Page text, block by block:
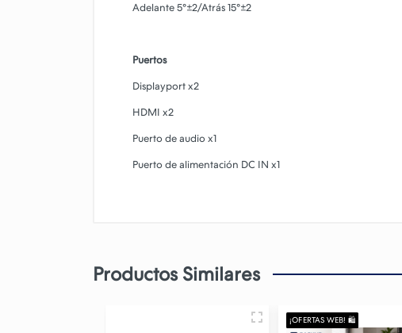
Adelante 5°±2/Atrás 15°±2
Puertos
Displayport x2
HDMI x2
Puerto de audio x1
Puerto de alimentación DC IN x1
Productos Similares
¡OFERTAS WEB! 🛍️